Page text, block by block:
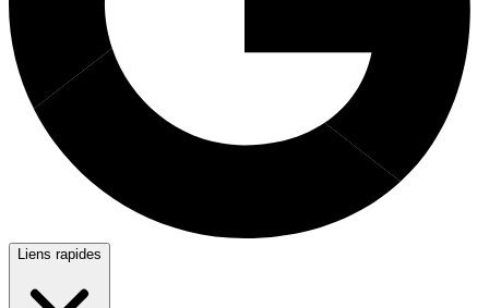
Liens rapides